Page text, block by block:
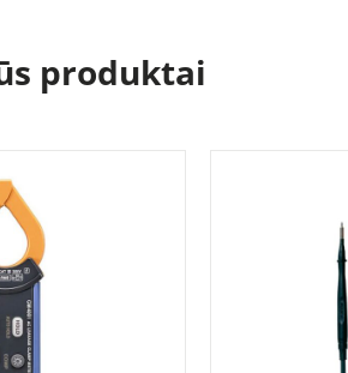
produktai